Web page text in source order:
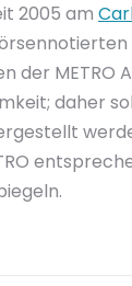
2005 am
der METRO
daher